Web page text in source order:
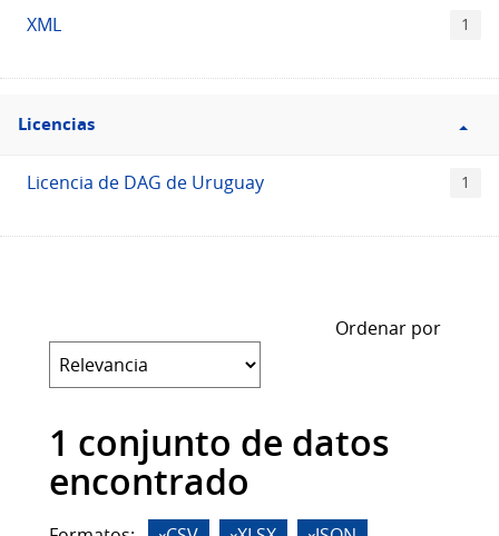
XML 1
Filtro
Licencias
Licencias
Licencia de DAG de Uruguay 1
Ordenar por
1 conjunto de datos
encontrado